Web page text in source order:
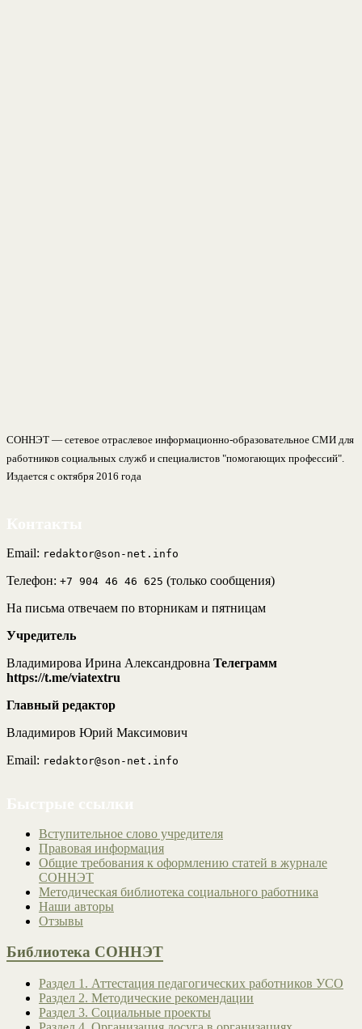
СОННЭТ — сетевое отраслевое информационно-образовательное СМИ для
работников социальных служб и специалистов "помогающих профессий".
Издается с октября 2016 года
Email: redaktor@son-net.info
Телефон: +7 904 46 46 625 (только сообщения)
На письма отвечаем по вторникам и пятницам
Учредитель
Владимирова Ирина Александровна Телеграмм
https://t.me/viatextru
Главный редактор
Владимиров Юрий Максимович
Email: redaktor@son-net.info
Вступительное слово учредителя
Правовая информация
Общие требования к оформлению статей в журнале
СОННЭТ
Методическая библиотека социального работника
Наши авторы
Отзывы
Библиотека СОННЭТ
Раздел 1. Аттестация педагогических работников УСО
Раздел 2. Методические рекомендации
Раздел 3. Социальные проекты